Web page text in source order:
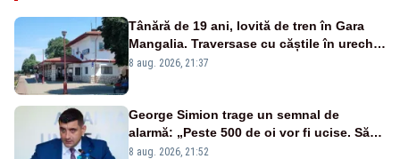
Tânără de 19 ani, lovită de tren în Gara
Mangalia. Traversase cu căștile în urechi
liniile printr-un loc nepermis
8 aug. 2026, 21:37
George Simion trage un semnal de
alarmă: „Peste 500 de oi vor fi ucise. Să
vedem dacă ciobanii vor fi despăgubiți”
8 aug. 2026, 21:52